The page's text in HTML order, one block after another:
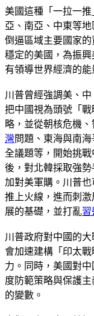
美國這種「一拉一
亞、南亞、中東等
倒逼區域主要國家
穩定的美國，為振
有領導世界經濟的能
川普曾經強調美、
把中國視為頭號「
略，並從朝核危機
灣問題、東海與南
全議題等，開始挑
後，對北韓採取強
加對美軍購。川普
推上火線，進而刺
展的基礎，並打亂習
川普政府對中國的
會加速建構「印太
力。同時，美國對
度防範策略與保護
的變數。